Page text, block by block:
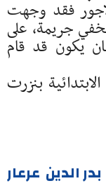
فقد وجهت
جريمة، على
يكون قد قام
بنزرت
بدر الدين عرعار